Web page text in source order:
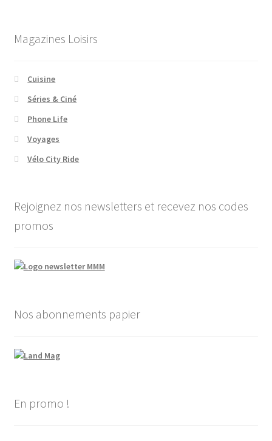
Magazines Loisirs
Cuisine
Séries & Ciné
Phone Life
Voyages
Vélo City Ride
Rejoignez nos newsletters et recevez nos codes
promos
Nos abonnements papier
En promo !